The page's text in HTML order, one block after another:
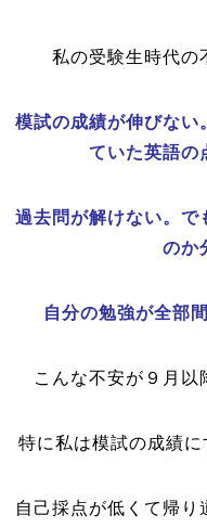
私の受験生時代の
模試の成績が伸びない
ていた英語の
過去問が解けない。で
のか
自分の勉強が全部
こんな不安が９月以
特に私は模試の成績
自己採点が低くて帰り